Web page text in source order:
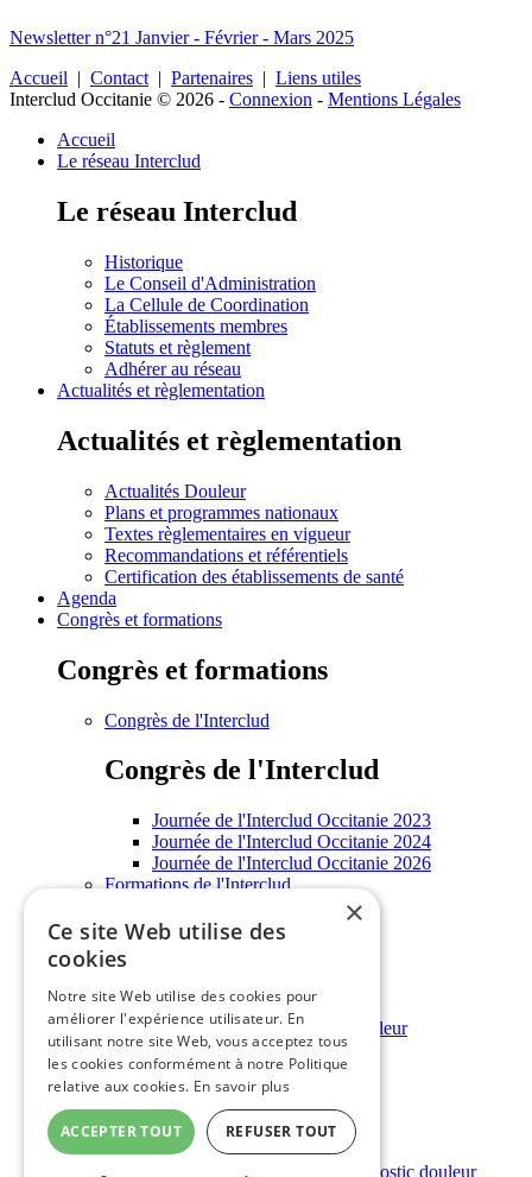
Newsletter n°21 Janvier - Février - Mars 2025
Accueil | Contact | Partenaires | Liens utiles
Interclud Occitanie © 2026 - Connexion - Mentions Légales
Accueil
Le réseau Interclud
Le réseau Interclud
Historique
Le Conseil d'Administration
La Cellule de Coordination
Établissements membres
Statuts et règlement
Adhérer au réseau
Actualités et règlementation
Actualités et règlementation
Actualités Douleur
Plans et programmes nationaux
Textes règlementaires en vigueur
Recommandations et référentiels
Certification des établissements de santé
Agenda
Congrès et formations
Congrès et formations
Congrès de l'Interclud
Congrès de l'Interclud
Journée de l'Interclud Occitanie 2023
Journée de l'Interclud Occitanie 2024
Journée de l'Interclud Occitanie 2026
Formations de l'Interclud
Informations grand public
Annuaire régional des structures douleur
Rencontres grand public
Outils douleur
Outils douleur
Outils d'évaluation et d'aide au diagnostic douleur
×
Ce site Web utilise des
cookies
Notre site Web utilise des cookies pour
améliorer l'expérience utilisateur. En
utilisant notre site Web, vous acceptez tous
les cookies conformément à notre Politique
relative aux cookies. En savoir plus
ACCEPTER TOUT REFUSER TOUT